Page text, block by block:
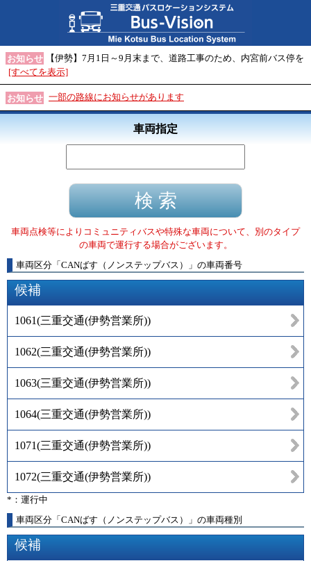
お知らせ
【伊勢】7月1日～9月末まで、道路工事のため、内宮前バス停を
[すべてを表示]
お知らせ 一部の路線にお知らせがあります
車両指定
車両点検等によりコミュニティバスや特殊な車両について、別のタイプ
の車両で運行する場合がございます。
車両区分 「 CANばす（ノンステップバス） 」 の車両番号
候補
1061(三重交通(伊勢営業所))
1062(三重交通(伊勢営業所))
1063(三重交通(伊勢営業所))
1064(三重交通(伊勢営業所))
1071(三重交通(伊勢営業所))
1072(三重交通(伊勢営業所))
*：運行中
車両区分「CANばす（ノンステップバス）」の車両種別
候補